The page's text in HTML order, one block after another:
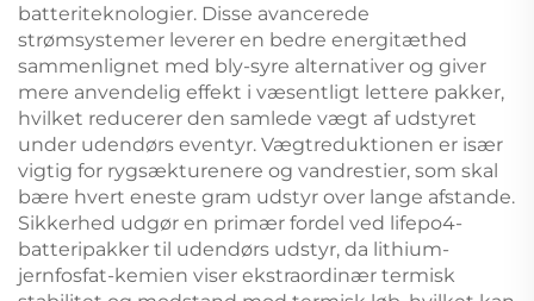
batteriteknologier. Disse avancerede
strømsystemer leverer en bedre energitæthed
sammenlignet med bly-syre alternativer og giver
mere anvendelig effekt i væsentligt lettere pakker,
hvilket reducerer den samlede vægt af udstyret
under udendørs eventyr. Vægtreduktionen er især
vigtig for rygsækturenere og vandrestier, som skal
bære hvert eneste gram udstyr over lange afstande.
Sikkerhed udgør en primær fordel ved lifepo4-
batteripakker til udendørs udstyr, da lithium-
jernfosfat-kemien viser ekstraordinær termisk